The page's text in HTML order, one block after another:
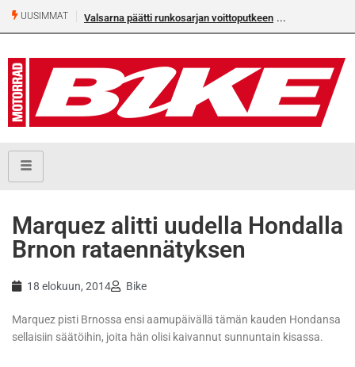
UUSIMMAT Valsarna päätti runkosarjan voittoputkeen
Marquez alitti uudella Hondalla
Brnon rataennätyksen
18 elokuun, 2014 Bike
Marquez pisti Brnossa ensi aamupäivällä tämän kauden Hondansa
sellaisiin säätöihin, joita hän olisi kaivannut sunnuntain kisassa.